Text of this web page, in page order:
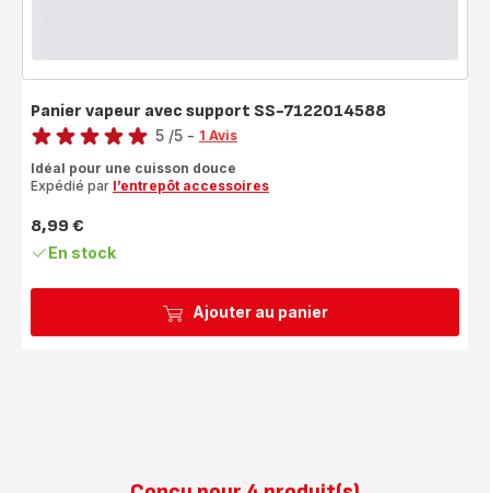
Ajouter au panier
Panier vapeur avec support SS-7122014588
Note
5
étoiles
(moyenne)
5 /5 - 1 Avis
Idéal pour une cuisson douce
Expédié par l’entrepôt accessoires
Prix
8,99 €
En stock